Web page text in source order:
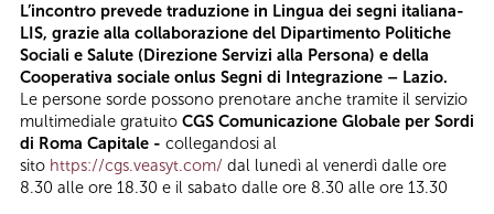
L’incontro prevede traduzione in Lingua dei segni italiana-
LIS, grazie alla collaborazione del Dipartimento Politiche
Sociali e Salute (Direzione Servizi alla Persona) e della
Cooperativa sociale onlus Segni di Integrazione – Lazio.
Le persone sorde possono prenotare anche tramite il servizio
multimediale gratuito CGS Comunicazione Globale per Sordi
di Roma Capitale - collegandosi al
sito https://cgs.veasyt.com/ dal lunedì al venerdì dalle ore
8.30 alle ore 18.30 e il sabato dalle ore 8.30 alle ore 13.30